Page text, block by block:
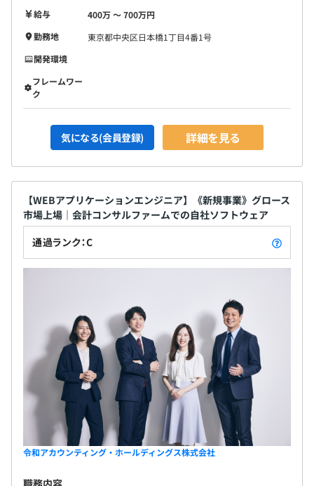
給与
400万 〜 700万円
勤務地
東京都中央区日本橋1丁目4番1号
開発環境
フレームワー
ク
気になる(会員登録) 詳細を見る
【WEBアプリケーションエンジニア】《新規事業》グロース
市場上場｜会計コンサルファームでの自社ソフトウェア
通過ランク：C
令和アカウンティング・ホールディングス株式会社